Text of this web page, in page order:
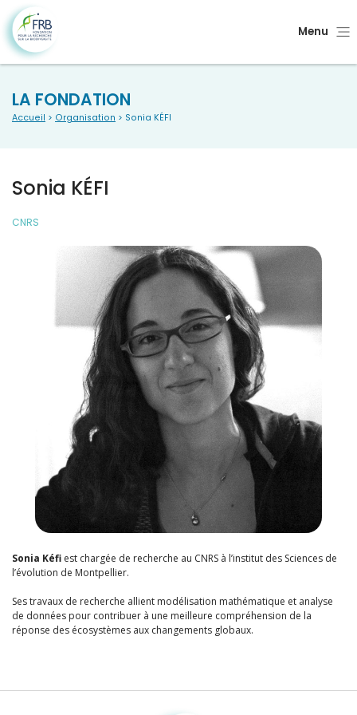
Menu
LA FONDATION
Accueil > Organisation > Sonia KÉFI
Sonia KÉFI
CNRS
Sonia Kéfi est chargée de recherche au CNRS à l’institut des Sciences de
l’évolution de Montpellier.
Ses travaux de recherche allient modélisation mathématique et analyse
de données pour contribuer à une meilleure compréhension de la
réponse des écosystèmes aux changements globaux.